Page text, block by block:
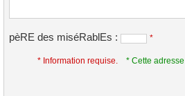
pèRE des miséRablEs : *
* Information requise.
* Cette